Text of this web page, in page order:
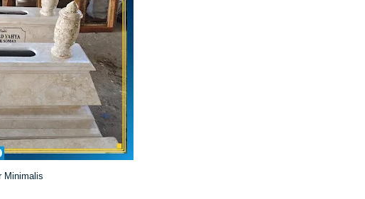
Minimalis